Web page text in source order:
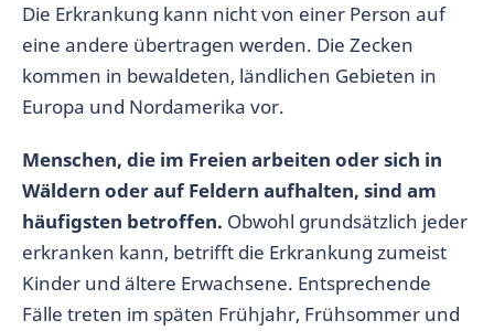
Die Erkrankung kann nicht von einer Person auf
eine andere übertragen werden. Die Zecken
kommen in bewaldeten, ländlichen Gebieten in
Europa und Nordamerika vor.
Menschen, die im Freien arbeiten oder sich in
Wäldern oder auf Feldern aufhalten, sind am
häufigsten betroffen. Obwohl grundsätzlich jeder
erkranken kann, betrifft die Erkrankung zumeist
Kinder und ältere Erwachsene. Entsprechende
Fälle treten im späten Frühjahr, Frühsommer und